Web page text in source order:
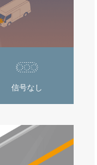
信号なし